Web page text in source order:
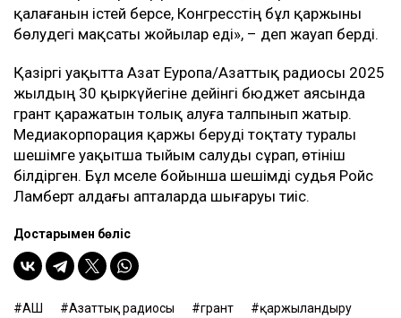
қалағанын істей берсе, Конгресстің бұл қаржыны
бөлудегі мақсаты жойылар еді», – деп жауап берді.
Қазіргі уақытта Азат Еуропа/Азаттық радиосы 2025
жылдың 30 қыркүйегіне дейінгі бюджет аясында
грант қаражатын толық алуға талпынып жатыр.
Медиакорпорация қаржы беруді тоқтату туралы
шешімге уақытша тыйым салуды сұрап, өтініш
білдірген. Бұл мәселе бойынша шешімді судья Ройс
Ламберт алдағы апталарда шығаруы тиіс.
Достарыңмен бөліс
АҚШ Азаттық радиосы грант
қаржыландыру